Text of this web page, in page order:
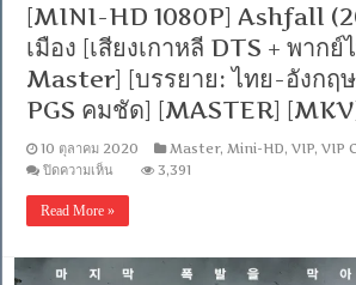
[MINI-HD 1080P] Ashfall
เมือง [เสียงเกาหลี DTS + พากย์
Master] [บรรยาย: ไทย-อังกฤ
PGS คมชัด] [MASTER]
10 ตุลาคม 2020 Master, Mini-HD,VIP,VIP
ปิดความเห็น
1080P]
(2019)
นรก
3,391
Read More »